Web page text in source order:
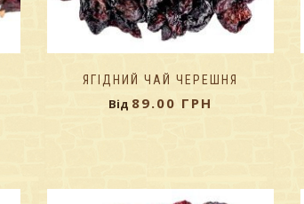
ЯГІДНИЙ ЧАЙ ЧЕРЕШНЯ
Від 89.00 ГРН